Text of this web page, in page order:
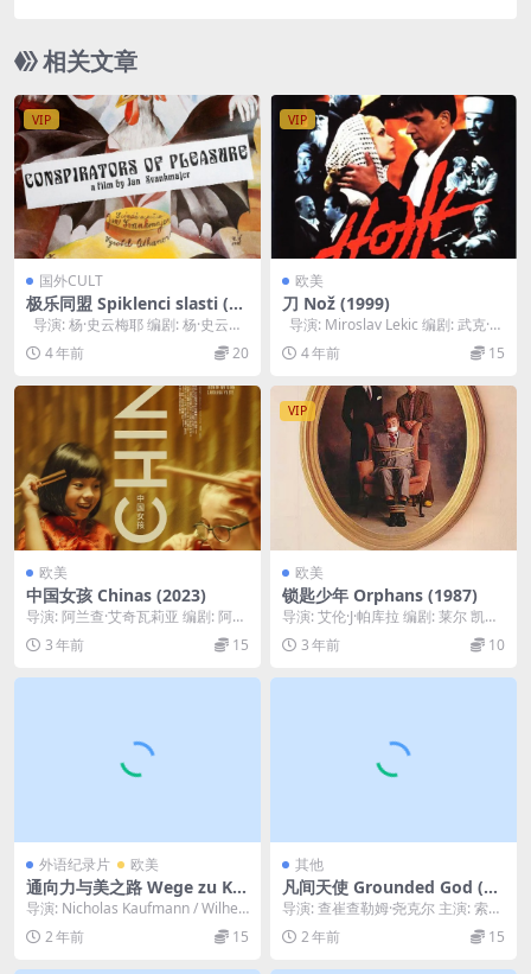
相关文章
VIP
国外CULT
极乐同盟 Spiklenci slasti (19
96)
导演: 杨·史云梅耶 编剧: 杨·史云梅
耶 主演: Petr Me...
4 年前 20
VIP
欧美
刀 Nož (1999)
导演: Miroslav Lekic 编剧: 武克·德
拉什科维奇 ...
4 年前 15
欧美
中国女孩 Chinas (2023)
导演: 阿兰查·艾奇瓦莉亚 编剧: 阿兰
查·艾奇瓦莉亚 主演: Shiman Y...
3 年前 15
VIP
欧美
锁匙少年 Orphans (1987)
导演: 艾伦·J·帕库拉 编剧: 莱尔 凯斯
勒 主演: 阿尔伯特·芬尼 / 马修...
3 年前 10
外语纪录片 欧美
通向力与美之路 Wege zu Kra
ft und Schönheit (1925)
导演: Nicholas Kaufmann / Wilhel
m Prager 编...
2 年前 15
其他
凡间天使 Grounded God (19
75)
导演: 查崔查勒姆·尧克尔 主演: 索姆
波布·本贾蒂库尔 / 索拉朋·切特里
类...2 年前 15